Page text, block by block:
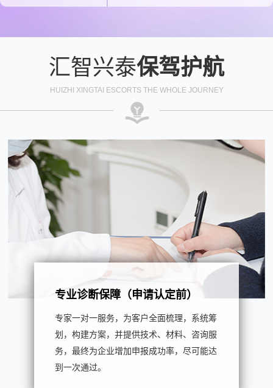
汇智兴泰保驾护航
HUIZHI XINGTAI ESCORTS THE WHOLE JOURNEY
专业诊断保障（申请认定前）
专家一对一服务，为客户全面梳理，系统筹
划，构建方案，并提供技术、材料、咨询服
务，最终为企业增加申报成功率，尽可能达
到一次通过。